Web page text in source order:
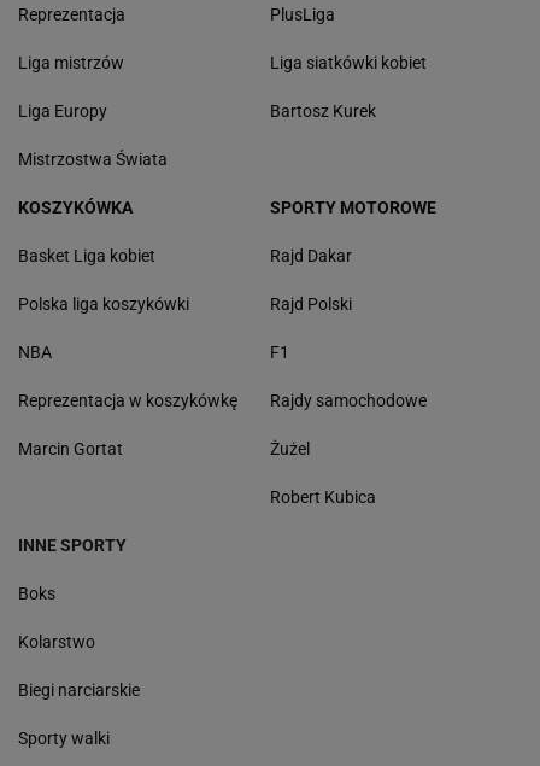
Reprezentacja
Liga mistrzów
Liga Europy
Mistrzostwa Świata
PlusLiga
Liga siatkówki kobiet
Bartosz Kurek
KOSZYKÓWKA
Basket Liga kobiet
Polska liga koszykówki
NBA
Reprezentacja w koszykówkę
Marcin Gortat
SPORTY MOTOROWE
Rajd Dakar
Rajd Polski
F1
Rajdy samochodowe
Żużel
Robert Kubica
INNE SPORTY
Boks
Kolarstwo
Biegi narciarskie
Sporty walki